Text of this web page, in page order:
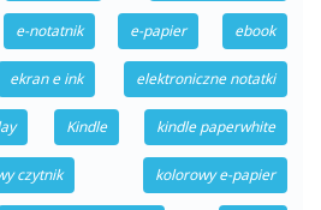
e-notatnik e-papier ebook
ekran e ink elektroniczne notatki
Kindle kindle paperwhite
czytnik kolorowy e-papier